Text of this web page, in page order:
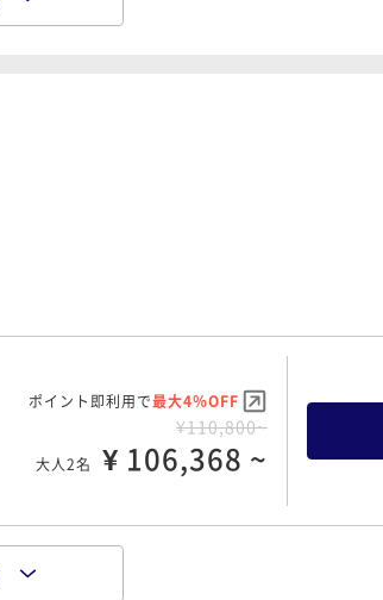
ポイント即利用で 最大4％OFF
¥46,600~
大人2名 ¥ 44,736 ~
ポイント即利用で最大4％OFF
¥110,800~
大人2名 ¥ 106,368 ~